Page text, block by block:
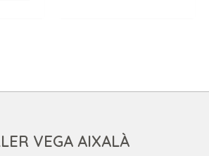
VEGA AIXALÀ